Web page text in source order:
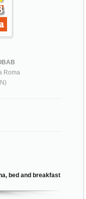
Roma
bed and breakfast